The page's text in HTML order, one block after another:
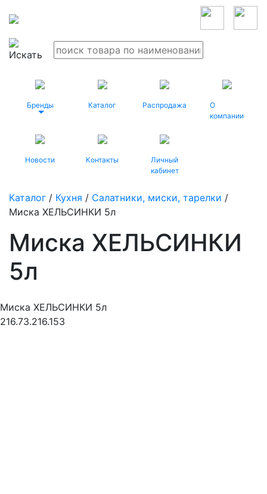
Бренды Каталог Распродажа
О
компании
Новости Контакты
Личный
кабинет
Каталог / Кухня / Салатники, миски, тарелки /
Миска ХЕЛЬСИНКИ 5л
Миска ХЕЛЬСИНКИ
5л
Миска ХЕЛЬСИНКИ 5л
216.73.216.153